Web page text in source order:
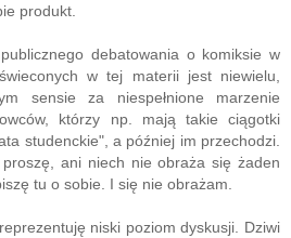
produkt.
debatowania o komiksie w
w tej materii jest niewielu,
sensie za niespełnione marzenie
którzy np. mają takie ciągotki
studenckie", a później im przechodzi.
ani niech nie obraża się żaden
tu o sobie. I się nie obrażam.
niski poziom dyskusji. Dziwi